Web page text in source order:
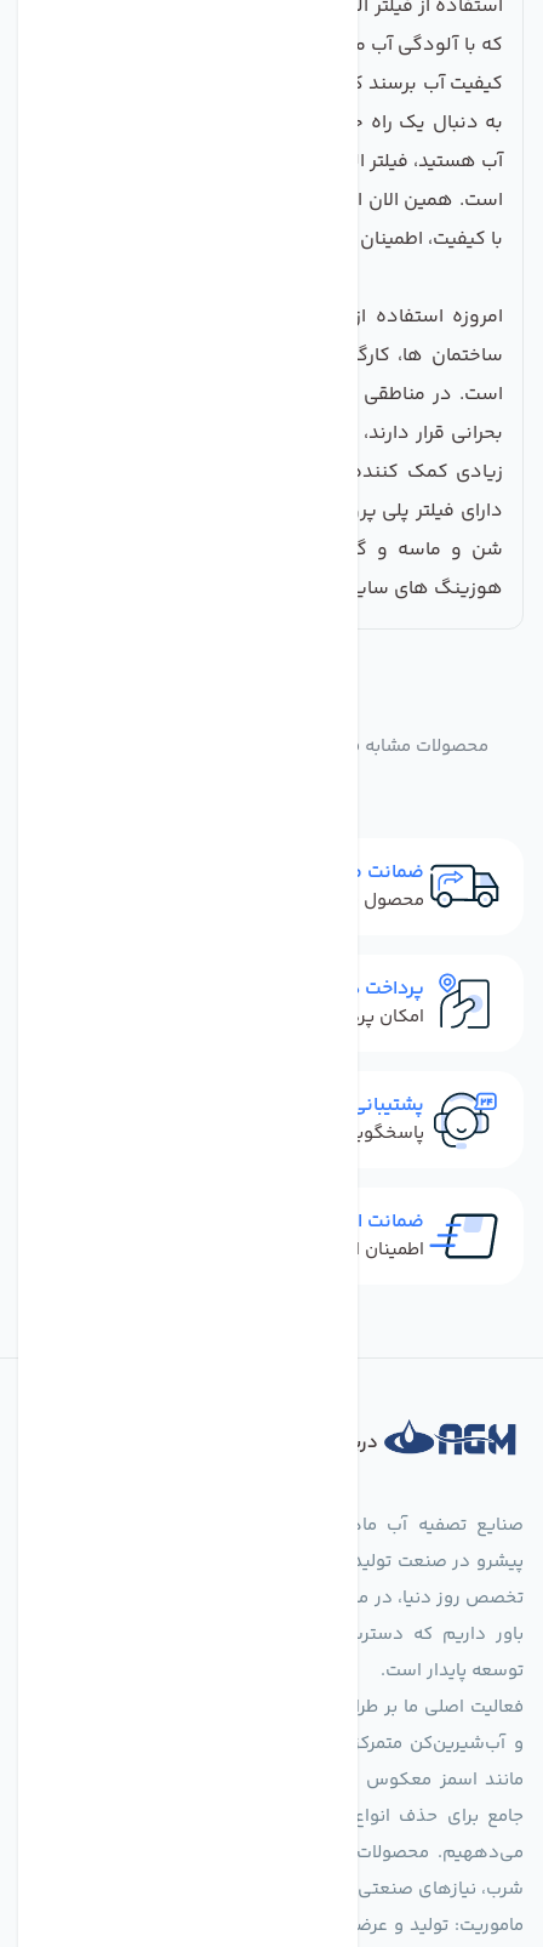
استفاده از فیلتر الیافی جامبو سی سی کا به هر ساختمانی
که با آلودگی آب مواجه است، کمک می‌کند تا به سطحی از
کیفیت آب برسند که نیازهای روزانه آنها را برآورده کند. اگر
به دنبال یک راه حل مؤثر و مقرون به صرفه برای تصفیه
آب هستید، فیلتر الیافی جامبو سی سی کا گزینه‌ای مناسب
است. همین الان اقدام به خرید این محصول کنید و از آب
با کیفیت، اطمینان حاصل نمایید!
امروزه استفاده از فیلترهای جامبو در مسیر ورودی آب
ساختمان ها، کارگاه ها و مکان های بزرگ متداول شده
است. در مناطقی که از لحاظ آلاینده های آب در وضعیت
بحرانی قرار دارند، استفاده از پیش تصفیه جامبو تا حدود
زیادی کمک کننده خواهد بود فیلتر پیش تصفیه جامبو
شن و ماسه و گل ولای موجود در آب و مناسب برای
هوزینگ های سایز 20 اینچ می باشد
محصولات مشابه فیلتر الیافی جامبو سی سی کا 5 میکرون
ضمانت مرجوعی
محصول نباید آسیب دیده باشد
پرداخت در محل
امکان پرداخت کل فاکتور در محل
پشتیبانی سریع
پاسخگویی سریع به تماس‌ها و پیام‌ها
ضمانت اصل بودن کالا
اطمینان از خرید کالای اورجینال
درباره فروشگاه
پیشرو در صنعت تولید تجهیزات تصفیه آب، با تکیه بر دانش فنی و
تخصص روز دنیا، در مسیر تأمین آب سالم و پایدار گام برمی‌دارد. ما
باور داریم که دسترسی به آب پاک، یک حق اساسی و زیربنای
توسعه پایدار است.
فعالیت اصلی ما بر طراحی و تولید سیستم‌های پیشرفته تصفیه آب
و آب‌شیرین‌کن متمرکز است. ما با بهره‌گیری از فناوری‌های نوین
جامع برای حذف انواع آلاینده‌ها، املاح و نمک از منابع آبی ارائه
می‌دههیم. محصولات ما برای مصارف متنوعی از جمله تأمین آب
شرب، نیازهای صنعتی و کشاورزی طراحی و بهینه‌سازی شده‌اند.
ماموریت: تولید و عرضه محصولاتی با بالاترین استاندارد کیفی، ارائه